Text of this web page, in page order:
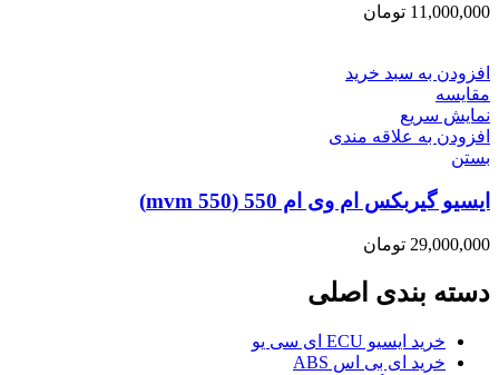
11,000,000 تومان
افزودن به سبد خرید
مقایسه
نمایش سریع
افزودن به علاقه مندی
بستن
ایسیو گیربکس ام وی ام 550 (mvm 550)
29,000,000 تومان
دسته بندی اصلی
خرید ایسیو ECU ای سی یو
خرید ای بی اس ABS